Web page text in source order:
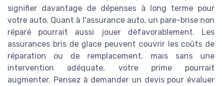
signifier davantage de dépenses à long terme pour
votre auto. Quant à l'assurance auto, un pare-brise non
réparé pourrait aussi jouer défavorablement. Les
assurances bris de glace peuvent couvrir les coûts de
réparation ou de remplacement, mais sans une
intervention adéquate, votre prime pourrait
augmenter. Pensez à demander un devis pour évaluer